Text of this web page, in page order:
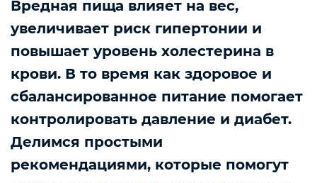
Вредная пища влияет на вес,
увеличивает риск гипертонии и
повышает уровень холестерина в
крови. В то время как здоровое и
сбалансированное питание помогает
контролировать давление и диабет.
Делимся простыми
рекомендациями, которые помогут